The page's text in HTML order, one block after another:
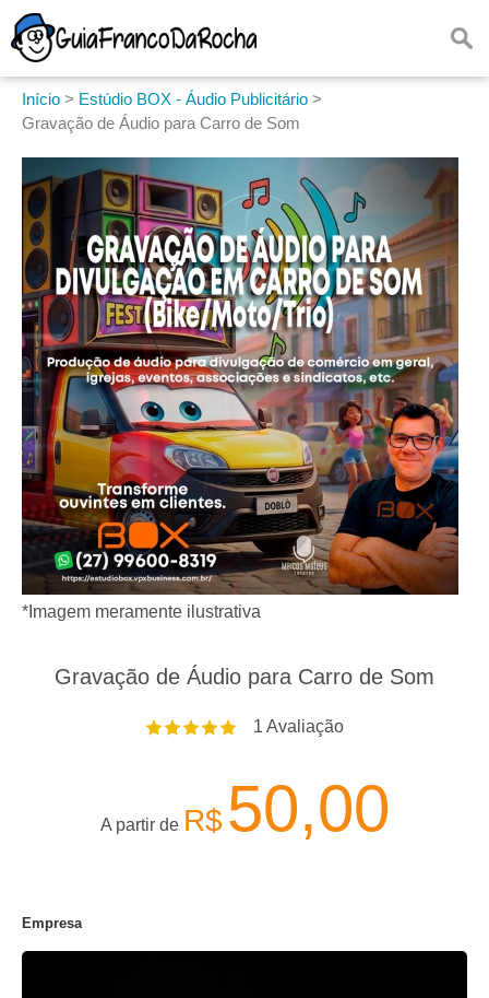
Início > Estúdio BOX - Áudio Publicitário >
Gravação de Áudio para Carro de Som
*Imagem meramente ilustrativa
Gravação de Áudio para Carro de Som
1 Avaliação
A partir de R$ 50,00
Empresa